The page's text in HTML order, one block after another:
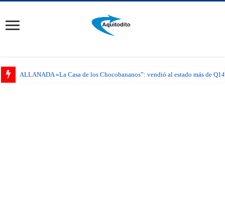
ALLANADA «La Casa de los Chocobananos”: vendió al estado más de